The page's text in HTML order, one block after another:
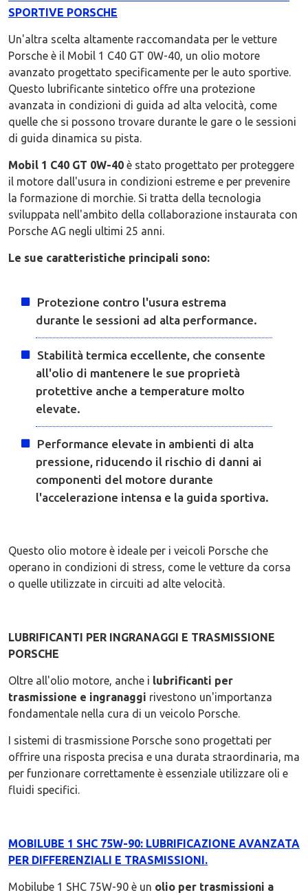
SPORTIVE PORSCHE
Un'altra scelta altamente raccomandata per le vetture
Porsche è il Mobil 1 C40 GT 0W-40, un olio motore
avanzato progettato specificamente per le auto sportive.
Questo lubrificante sintetico offre una protezione
avanzata in condizioni di guida ad alta velocità, come
quelle che si possono trovare durante le gare o le sessioni
di guida dinamica su pista.
Mobil 1 C40 GT 0W-40 è stato progettato per proteggere
il motore dall'usura in condizioni estreme e per prevenire
la formazione di morchie. Si tratta della tecnologia
sviluppata nell'ambito della collaborazione instaurata con
Porsche AG negli ultimi 25 anni.
Le sue caratteristiche principali sono:
Protezione contro l'usura estrema
durante le sessioni ad alta performance.
Stabilità termica eccellente, che consente
all'olio di mantenere le sue proprietà
protettive anche a temperature molto
elevate.
Performance elevate in ambienti di alta
pressione, riducendo il rischio di danni ai
componenti del motore durante
l'accelerazione intensa e la guida sportiva.
Questo olio motore è ideale per i veicoli Porsche che
operano in condizioni di stress, come le vetture da corsa
o quelle utilizzate in circuiti ad alte velocità.
LUBRIFICANTI PER INGRANAGGI E TRASMISSIONE
PORSCHE
Oltre all'olio motore, anche i lubrificanti per
trasmissione e ingranaggi rivestono un'importanza
fondamentale nella cura di un veicolo Porsche.
I sistemi di trasmissione Porsche sono progettati per
offrire una risposta precisa e una durata straordinaria, ma
per funzionare correttamente è essenziale utilizzare oli e
fluidi specifici.
MOBILUBE 1 SHC 75W-90: LUBRIFICAZIONE AVANZATA
PER DIFFERENZIALI E TRASMISSIONI.
Mobilube 1 SHC 75W-90 è un olio per trasmissioni a